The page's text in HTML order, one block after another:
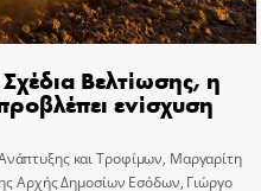
Βελτίωσης, η
ενίσχυση
και Τροφίμων, Μαργαρίτη
Αρχής Δημοσίων Εσόδων, Γιώργο